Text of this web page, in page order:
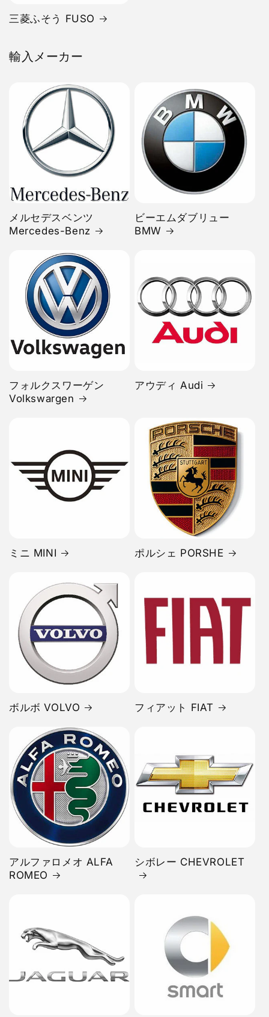
三菱ふそう FUSO
輸入メーカー
メルセデスベンツ
Mercedes-Benz
ビーエムダブリュー
BMW
フォルクスワーゲン
Volkswargen
アウディ Audi
ミニ MINI ポルシェ PORSHE
ボルボ VOLVO フィアット FIAT
アルファロメオ ALFA
ROMEO
シボレー CHEVROLET